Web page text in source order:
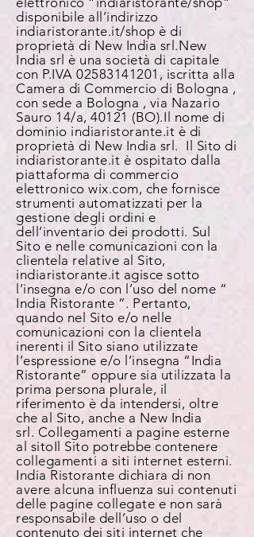
disponibile all’indirizzo
indiaristorante.it/shop è di
proprietà di New India srl. New
India srl è una società di capitale
con P.IVA 02583141201, iscritta alla
Camera di Commercio di Bologna ,
con sede a Bologna , via Nazario
Sauro 14/a, 40121 (BO). Il nome di
dominio indiaristorante.it è di
proprietà di New India srl. Il Sito di
indiaristorante.it è ospitato dalla
piattaforma di commercio
elettronico wix.com, che fornisce
strumenti automatizzati per la
gestione degli ordini e
dell’inventario dei prodotti. Sul
Sito e nelle comunicazioni con la
clientela relative al Sito,
indiaristorante.it agisce sotto
l’insegna e/o con l’uso del nome “
India Ristorante ”. Pertanto,
quando nel Sito e/o nelle
comunicazioni con la clientela
inerenti il Sito siano utilizzate
l’espressione e/o l’insegna “India
Ristorante” oppure sia utilizzata la
prima persona plurale, il
riferimento è da intendersi, oltre
che al Sito, anche a New India
srl. Collegamenti a pagine esterne
al sitoIl Sito potrebbe contenere
collegamenti a siti internet esterni.
India Ristorante dichiara di non
avere alcuna influenza sui contenuti
delle pagine collegate e non sarà
responsabile dell’uso o del
contenuto dei siti internet che